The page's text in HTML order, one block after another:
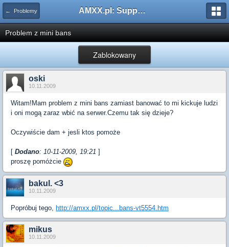
← Problemy AMXX.pl: Support AMX Mod X i SourceMod
Problem z mini bans
Zablokowany
oski
10.11.2009
Witam!Mam problem z mini bans zamiast banować to mi kickuje ludzi
i oni mogą zaraz wbić na serwer.Czemu tak się dzieje?
Oczywiście dam + jesli ktos pomoże
[ Dodano: 10-11-2009, 19:21 ]
proszę pomóżcie
bakul. <3
10.11.2009
Popróbuj tego, http://amxx.pl/topic...bans-vt5554.htm
mikus
10.11.2009